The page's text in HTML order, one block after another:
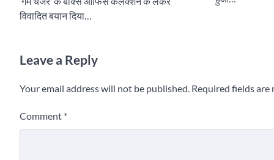
विवादित बयान दिया…
Leave a Reply
Your email address will not be published. Required fields are
Comment *